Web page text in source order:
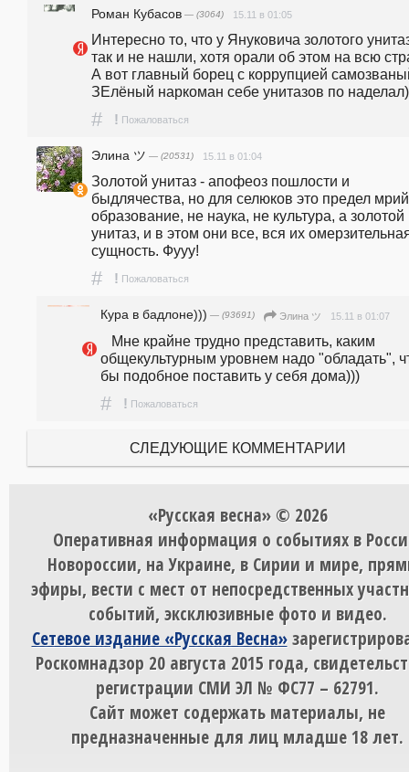
Роман Кубасов — (3064) 15.11 в 01:05
Интересно то, что у Януковича золотого
так и не нашли, хотя орали об этом на всю
А вот главный борец с коррупцией
ЗЕлёный наркоман себе унитазов по
# ! Пожаловаться
Элина ツ — (20531) 15.11 в 01:04
Золотой унитаз - апофеоз пошлости и
быдлячества, но для селюков это предел
образование, не наука, не культура, а золотой
унитаз, и в этом они все, вся их
сущность. Фууу!
# ! Пожаловаться
Кура в бадлоне))) — (93691) Элина ツ 15.11 в 01:07
общекультурным уровнем надо "обладать",
бы подобное поставить у себя дома)))
# ! Пожаловаться
СЛЕДУЮЩИЕ КОММЕНТАРИИ
«Русская весна» © 2026
Оперативная информация о событиях в
Новороссии, на Украине, в Сирии и мире,
эфиры, вести с мест от непосредственных
событий, эксклюзивные фото и видео.
Сетевое издание «Русская Весна»
Роскомнадзор 20 августа 2015 года,
регистрации СМИ ЭЛ № ФС77 – 62791.
Сайт может содержать материалы, не
предназначенные для лиц младше 18 лет.